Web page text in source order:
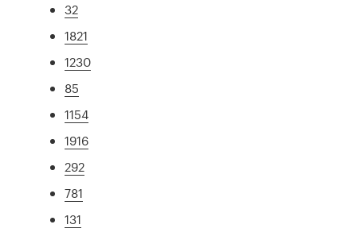
32
1821
1230
85
1154
1916
292
781
131